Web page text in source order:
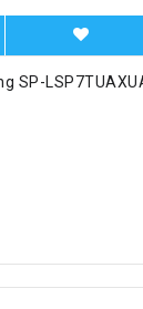
SP-